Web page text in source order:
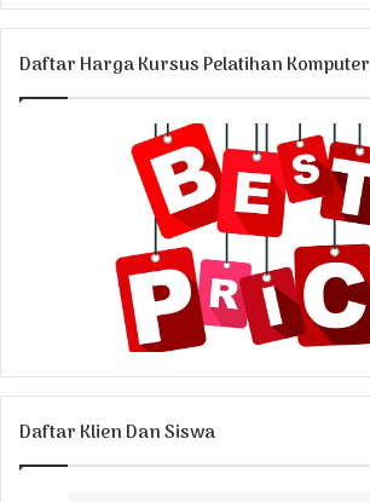
Daftar Harga Kursus Pelatihan Komputer
Daftar Klien Dan Siswa